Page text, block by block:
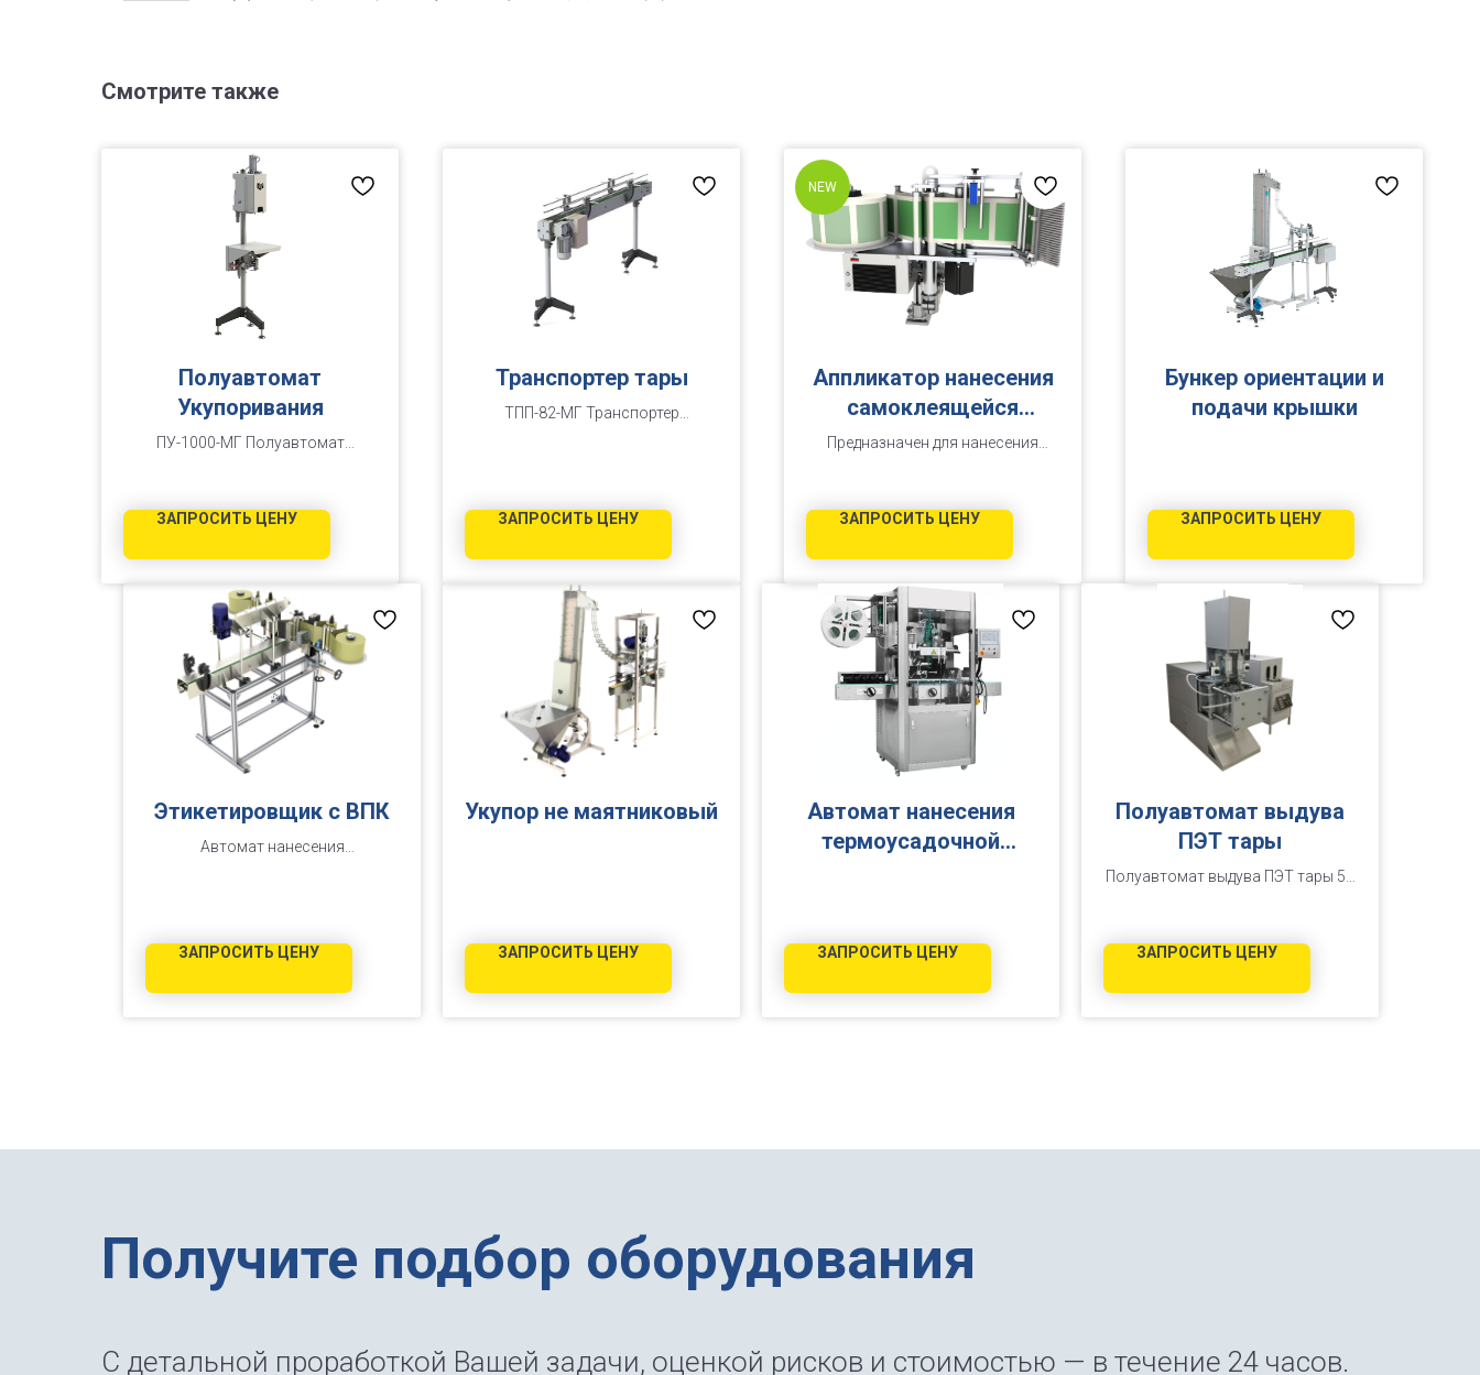
Смотрите также
Полуавтомат
Укупоривания
ПУ-1000-МГ Полуавтомат
ЗАПРОСИТЬ ЦЕНУ
Транспортер тары
ТПП-82-МГ Транспортер
ЗАПРОСИТЬ ЦЕНУ
NEW
Аппликатор нанесения
самоклеящейся
этикетки А-3000С-МГ
Предназначен для нанесения
канистры, бутылки и банки
сечения, коробки, боксы, плоские
ЗАПРОСИТЬ ЦЕНУ
Бункер ориентации и
подачи крышки
ЗАПРОСИТЬ ЦЕНУ
Этикетировщик с ВПК
Автомат нанесения
ЗАПРОСИТЬ ЦЕНУ
Укупор не маятниковый
ЗАПРОСИТЬ ЦЕНУ
Автомат нанесения
термоусадочной
ЗАПРОСИТЬ ЦЕНУ
Полуавтомат выдува
ПЭТ тары
Полуавтомат выдува ПЭТ тары 50
ЗАПРОСИТЬ ЦЕНУ
Получите подбор оборудования
С детальной проработкой Вашей задачи, оценкой рисков и стоимостью — в течение 24 часов.